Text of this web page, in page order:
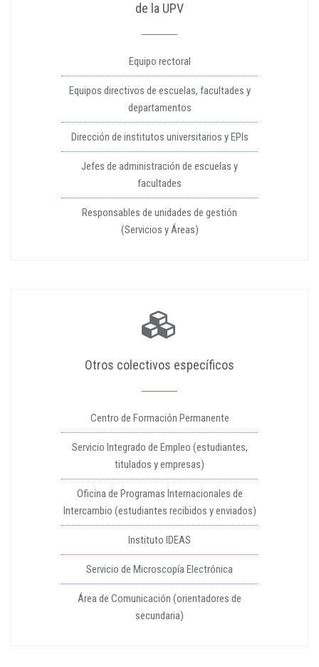
de la UPV
Equipo rectoral
Equipos directivos de escuelas, facultades y
departamentos
Dirección de institutos universitarios y EPIs
Jefes de administración de escuelas y
facultades
Responsables de unidades de gestión
(Servicios y Áreas)
Otros colectivos específicos
Centro de Formación Permanente
Servicio Integrado de Empleo (estudiantes,
titulados y empresas)
Oficina de Programas Internacionales de
Intercambio (estudiantes recibidos y enviados)
Instituto IDEAS
Servicio de Microscopía Electrónica
Área de Comunicación (orientadores de
secundaria)